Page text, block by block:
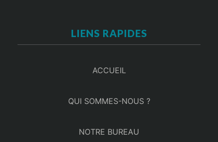
LIENS RAPIDES
ACCUEIL
QUI SOMMES-NOUS ?
NOTRE BUREAU